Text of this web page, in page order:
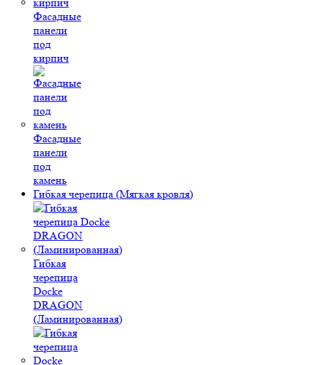
Фасадные
панели
под
кирпич
Фасадные
панели
под
камень
Гибкая черепица (Мягкая кровля)
Гибкая
черепица
Docke
DRAGON
(Ламинированная)